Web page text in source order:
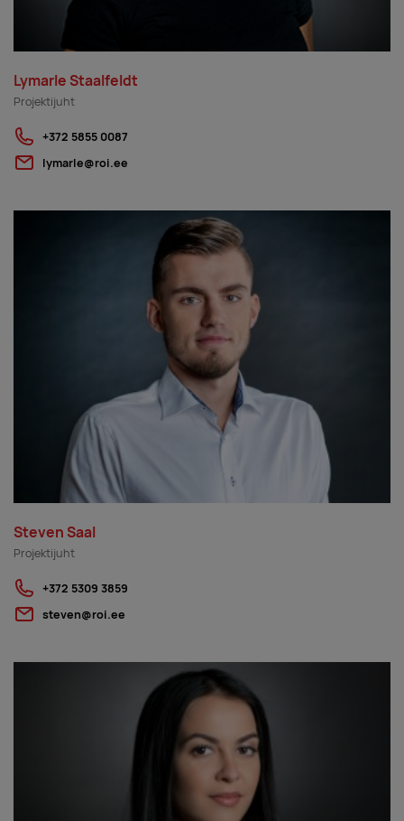
Lymarle Staalfeldt
Projektijuht
+372 5855 0087
lymarle@roi.ee
Steven Saal
Projektijuht
+372 5309 3859
steven@roi.ee